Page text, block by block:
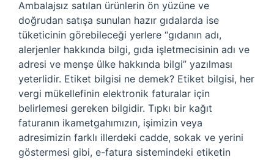
Ambalajsız satılan ürünlerin ön yüzüne ve
doğrudan satışa sunulan hazır gıdalarda ise
tüketicinin görebileceği yerlere “gıdanın adı,
alerjenler hakkında bilgi, gıda işletmecisinin adı ve
adresi ve menşe ülke hakkında bilgi” yazılması
yeterlidir. Etiket bilgisi ne demek? Etiket bilgisi, her
vergi mükellefinin elektronik faturalar için
belirlemesi gereken bilgidir. Tıpkı bir kağıt
faturanın ikametgahımızın, işimizin veya
adresimizin farklı illerdeki cadde, sokak ve yerini
göstermesi gibi, e-fatura sistemindeki etiketin